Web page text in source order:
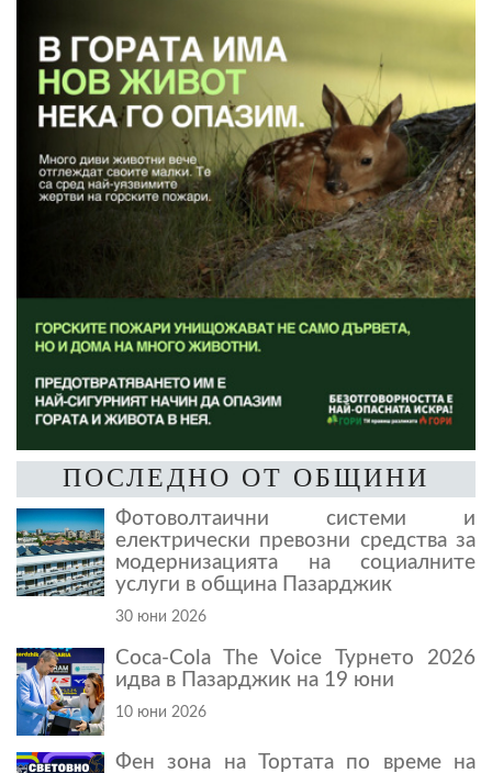
ПОСЛЕДНО ОТ ОБЩИНИ
Фотоволтаични системи и
електрически превозни средства за
модернизацията на социалните
услуги в община Пазарджик
30 юни 2026
Coca-Cola The Voice Турнето 2026
идва в Пазарджик на 19 юни
10 юни 2026
Фен зона на Тортата по време на